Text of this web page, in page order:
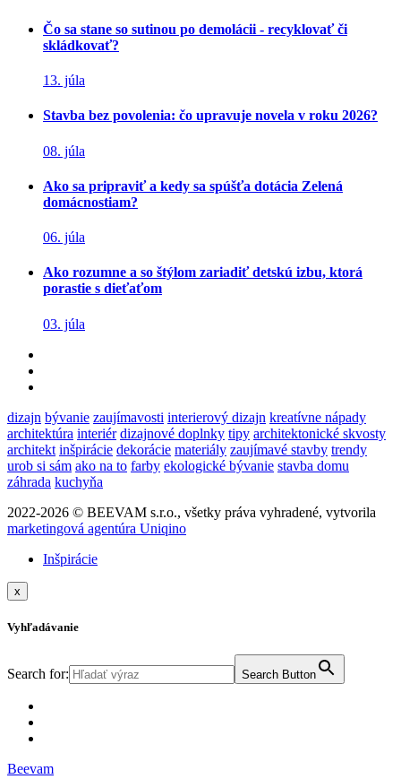
Čo sa stane so sutinou po demolácii - recyklovať či
skládkovať?
13. júla
Stavba bez povolenia: čo upravuje novela v roku 2026?
08. júla
Ako sa pripraviť a kedy sa spúšťa dotácia Zelená
domácnostiam?
06. júla
Ako rozumne a so štýlom zariadiť detskú izbu, ktorá
porastie s dieťaťom
03. júla
dizajn bývanie zaujímavosti interierový dizajn kreatívne nápady
architektúra interiér dizajnové doplnky tipy architektonické skvosty
architekt inšpirácie dekorácie materiály zaujímavé stavby trendy
urob si sám ako na to farby ekologické bývanie stavba domu
záhrada kuchyňa
2022-2026 © BEEVAM s.r.o., všetky práva vyhradené, vytvorila
marketingová agentúra Uniqino
Inšpirácie
x
Vyhľadávanie
Search for: Search Button
Beevam